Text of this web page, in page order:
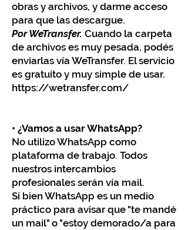
obras y archivos, y darme acceso
para que las descargue.
Por WeTransfer. Cuando la carpeta
de archivos es muy pesada, podés
enviarlas vía WeTransfer. El servicio
es gratuito y muy simple de usar.
https://wetransfer.com/
• ¿Vamos a usar WhatsApp?
No utilizo WhatsApp como
plataforma de trabajo. Todos
nuestros intercambios
profesionales serán vía mail.
Si bien WhatsApp es un medio
práctico para avisar que "te mandé
un mail" o "estoy demorado/a para